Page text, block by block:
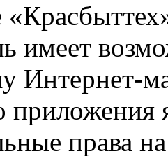
имеет
Интернет-
права